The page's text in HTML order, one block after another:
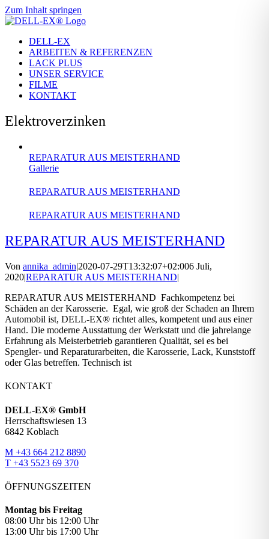
Zum Inhalt springen
DELL-EX
ARBEITEN & REFERENZEN
LACK PLUS
UNSER SERVICE
FILME
KONTAKT
Elektroverzinken
REPARATUR AUS MEISTERHAND
Gallerie
REPARATUR AUS MEISTERHAND
REPARATUR AUS MEISTERHAND
REPARATUR AUS MEISTERHAND
Von annika_admin|2020-07-29T13:32:07+02:006 Juli,
2020|REPARATUR AUS MEISTERHAND|
REPARATUR AUS MEISTERHAND Fachkompetenz bei
Schäden an der Karosserie. Egal, wie groß der Schaden an Ihrem
Automobil ist, DELL-EX® richtet alles, kompetent und aus einer
Hand. Die moderne Ausstattung der Werkstatt und die jahrelange
Erfahrung als Meisterbetrieb garantieren Qualität, sei es bei
Spengler- und Reparaturarbeiten, die Karosserie, Lack, Kunststoff
oder Glas betreffen. Technisch ist
KONTAKT
DELL-EX® GmbH
Herrschaftswiesen 13
6842 Koblach
M +43 664 212 8890
T +43 5523 69 370
ÖFFNUNGSZEITEN
Montag bis Freitag
08:00 Uhr bis 12:00 Uhr
13:00 Uhr bis 17:00 Uhr